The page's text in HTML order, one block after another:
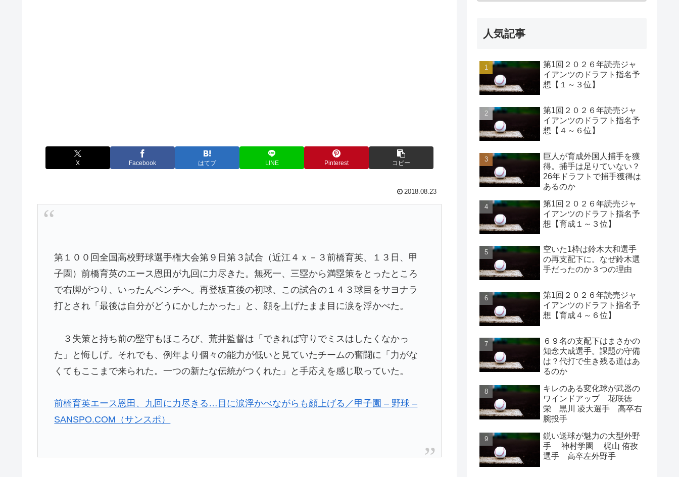
X Facebook はてブ LINE Pinterest コピー
2018.08.23
第１００回全国高校野球選手権大会第９日第３試合（近江４ｘ－３前橋育英、１３日、甲
子園）前橋育英のエース恩田が九回に力尽きた。無死一、三塁から満塁策をとったところ
で右脚がつり、いったんベンチへ。再登板直後の初球、この試合の１４３球目をサヨナラ
打とされ「最後は自分がどうにかしたかった」と、顔を上げたまま目に涙を浮かべた。
３失策と持ち前の堅守もほころび、荒井監督は「できれば守りでミスはしたくなかっ
た」と悔しげ。それでも、例年より個々の能力が低いと見ていたチームの奮闘に「力がな
くてもここまで来られた。一つの新たな伝統がつくれた」と手応えを感じ取っていた。
前橋育英エース恩田、九回に力尽きる…目に涙浮かべながらも顔上げる／甲子園 – 野球 –
SANSPO.COM（サンスポ）
人気記事
第1回２０２６年読売ジャ
イアンツのドラフト指名予
想【１～３位】
第1回２０２６年読売ジャ
イアンツのドラフト指名予
想【４～６位】
巨人が育成外国人捕手を獲
得。捕手は足りていない？
26年ドラフトで捕手獲得は
あるのか
第1回２０２６年読売ジャ
イアンツのドラフト指名予
想【育成１～３位】
空いた1枠は鈴木大和選手
の再支配下に。なぜ鈴木選
手だったのか３つの理由
第1回２０２６年読売ジャ
イアンツのドラフト指名予
想【育成４～６位】
６９名の支配下はまさかの
知念大成選手。課題の守備
は？代打で生き残る道はあ
るのか
キレのある変化球が武器の
ワインドアップ 花咲徳
栄 黒川 凌大選手 高卒右
腕投手
鋭い送球が魅力の大型外野
手 神村学園 梶山 侑孜
選手 高卒左外野手